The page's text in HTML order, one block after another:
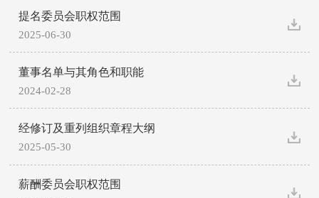
提名委员会职权范围
2025-06-30
董事名单与其角色和职能
2024-02-28
经修订及重列组织章程大纲
2025-05-30
薪酬委员会职权范围